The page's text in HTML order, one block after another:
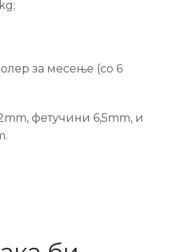
за месење (со 6
фетучини 6,5mm, и